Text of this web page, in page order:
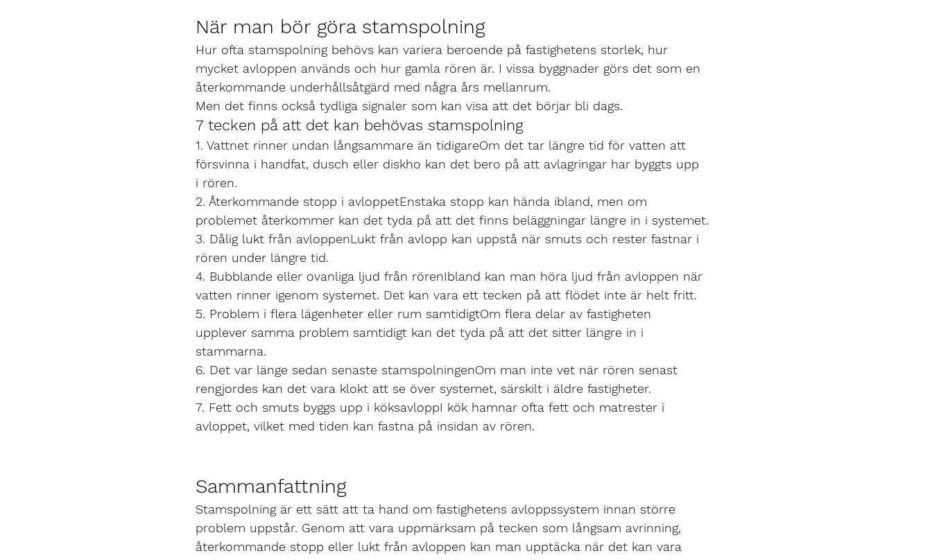
När man bör göra stamspolning
Hur ofta stamspolning behövs kan variera beroende på fastighetens storlek, hur
mycket avloppen används och hur gamla rören är. I vissa byggnader görs det som en
återkommande underhållsåtgärd med några års mellanrum.
Men det finns också tydliga signaler som kan visa att det börjar bli dags.
7 tecken på att det kan behövas stamspolning
1. Vattnet rinner undan långsammare än tidigareOm det tar längre tid för vatten att
försvinna i handfat, dusch eller diskho kan det bero på att avlagringar har byggts upp
i rören.
2. Återkommande stopp i avloppetEnstaka stopp kan hända ibland, men om
problemet återkommer kan det tyda på att det finns beläggningar längre in i systemet.
3. Dålig lukt från avloppenLukt från avlopp kan uppstå när smuts och rester fastnar i
rören under längre tid.
4. Bubblande eller ovanliga ljud från rörenIbland kan man höra ljud från avloppen när
vatten rinner igenom systemet. Det kan vara ett tecken på att flödet inte är helt fritt.
5. Problem i flera lägenheter eller rum samtidigtOm flera delar av fastigheten
upplever samma problem samtidigt kan det tyda på att det sitter längre in i
stammarna.
6. Det var länge sedan senaste stamspolningenOm man inte vet när rören senast
rengjordes kan det vara klokt att se över systemet, särskilt i äldre fastigheter.
7. Fett och smuts byggs upp i köksavloppI kök hamnar ofta fett och matrester i
avloppet, vilket med tiden kan fastna på insidan av rören.
Sammanfattning
Stamspolning är ett sätt att ta hand om fastighetens avloppssystem innan större
problem uppstår. Genom att vara uppmärksam på tecken som långsam avrinning,
återkommande stopp eller lukt från avloppen kan man upptäcka när det kan vara